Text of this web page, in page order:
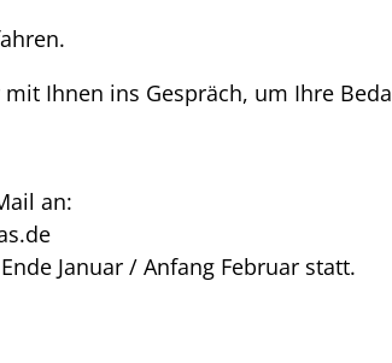
Ihnen ins Gespräch, um Ihre
an:
Januar / Anfang Februar statt.